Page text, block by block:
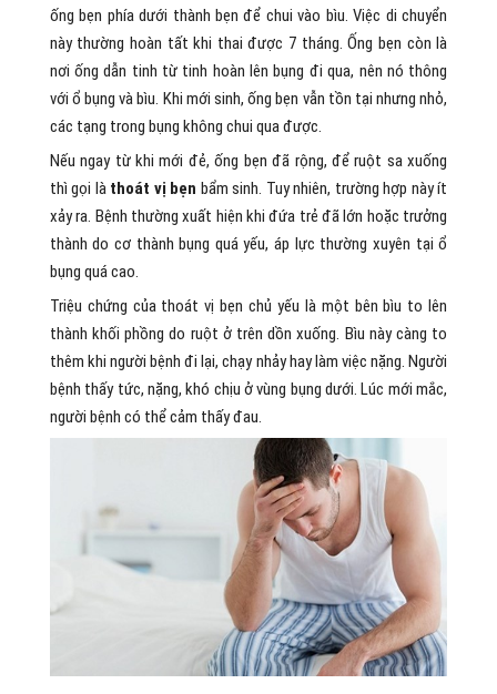
ống bẹn phía dưới thành bẹn để chui vào bìu. Việc di chuyển
này thường hoàn tất khi thai được 7 tháng. Ống bẹn còn là
nơi ống dẫn tinh từ tinh hoàn lên bụng đi qua, nên nó thông
với ổ bụng và bìu. Khi mới sinh, ống bẹn vẫn tồn tại nhưng nhỏ,
các tạng trong bụng không chui qua được.
Nếu ngay từ khi mới đẻ, ống bẹn đã rộng, để ruột sa xuống
thì gọi là thoát vị bẹn bẩm sinh. Tuy nhiên, trường hợp này ít
xảy ra. Bệnh thường xuất hiện khi đứa trẻ đã lớn hoặc trưởng
thành do cơ thành bụng quá yếu, áp lực thường xuyên tại ổ
bụng quá cao.
Triệu chứng của thoát vị bẹn chủ yếu là một bên bìu to lên
thành khối phồng do ruột ở trên dồn xuống. Bìu này càng to
thêm khi người bệnh đi lại, chạy nhảy hay làm việc nặng. Người
bệnh thấy tức, nặng, khó chịu ở vùng bụng dưới. Lúc mới mắc,
người bệnh có thể cảm thấy đau.